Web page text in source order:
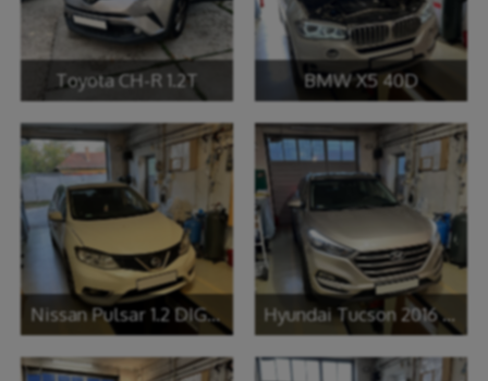
Toyota CH-R 1.2T BMW X5 40D
Nissan Pulsar 1.2 DIG-T ( Renault 1.2 TCe) Hyundai Tucson 2016 1.6 GDi